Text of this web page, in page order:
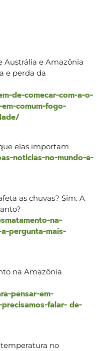
Austrália e Amazônia
e perda da
de-comecar-com-a-o-
comum-fogo-
elas importam
noticias-no-mundo-e-
as chuvas? Sim. A
na-
pergunta-mais-
na Amazônia
pensar-em-
falar- de-
no